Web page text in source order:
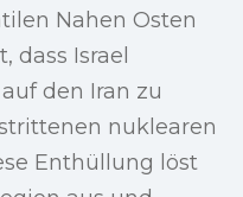
Nahen Osten
dass Israel
den Iran zu
nuklearen
Enthüllung löst